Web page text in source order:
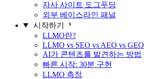
자사 사이트 도그푸딩
외부 베이스라인 패널
시작하기
LLMO란?
LLMO vs SEO vs AEO vs GEO
AI가 콘텐츠를 발견하는 방법
빠른 시작: 30분 구현
LLMO 측정